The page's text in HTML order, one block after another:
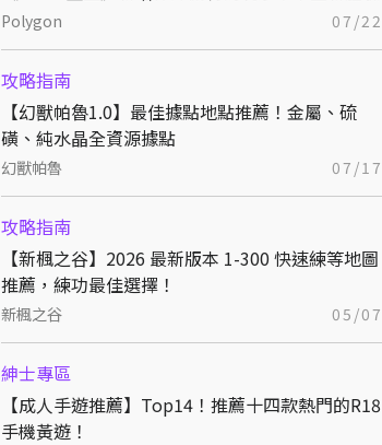
Polygon 07/22
攻略指南
【幻獸帕魯1.0】最佳據點地點推薦！金屬、硫
磺、純水晶全資源據點
幻獸帕魯 07/17
攻略指南
【新楓之谷】2026 最新版本 1-300 快速練等地圖
推薦，練功最佳選擇！
新楓之谷 05/07
紳士專區
【成人手遊推薦】Top14！推薦十四款熱門的R18
手機黃遊！